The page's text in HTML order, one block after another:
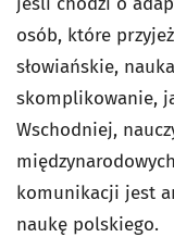
osób, które
słowiańskie,
skomplikowanie,
Wschodniej,
komunikacji jest
naukę polskiego.